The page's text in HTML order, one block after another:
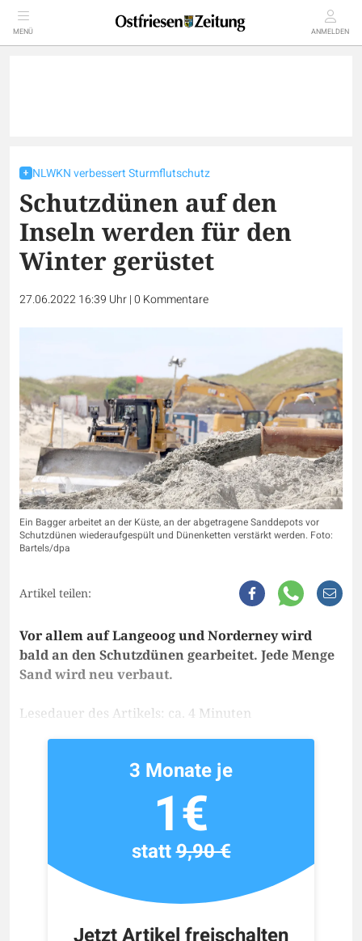
MENÜ ANMELDEN
NLWKN verbessert Sturmflutschutz
Schutzdünen auf den
Inseln werden für den
Winter gerüstet
27.06.2022 16:39 Uhr|0 Kommentare
Ein Bagger arbeitet an der Küste, an der abgetragene Sanddepots vor
Schutzdünen wiederaufgespült und Dünenketten verstärkt werden. Foto:
Bartels/dpa
Artikel teilen:
Vor allem auf Langeoog und Norderney wird
bald an den Schutzdünen gearbeitet. Jede Menge
Sand wird neu verbaut.
Lesedauer des Artikels: ca. 4 Minuten
3 Monate je
1€
statt9,90 €